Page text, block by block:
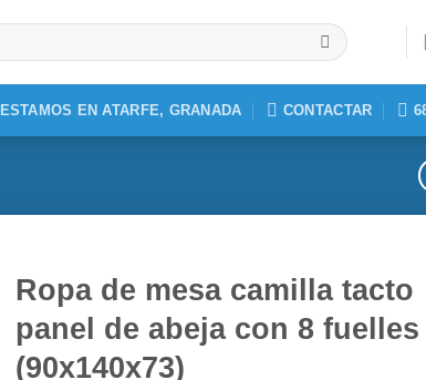
ESTAMOS EN ATARFE, GRANADA CONTACTAR
Ropa de mesa camilla tacto
panel de abeja con 8 fuelles
(90x140x73)